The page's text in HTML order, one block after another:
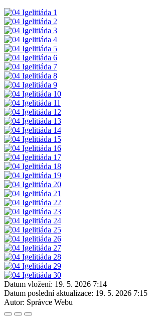
Datum vložení: 19. 5. 2026 7:14
Datum poslední aktualizace: 19. 5. 2026 7:15
Autor: Správce Webu